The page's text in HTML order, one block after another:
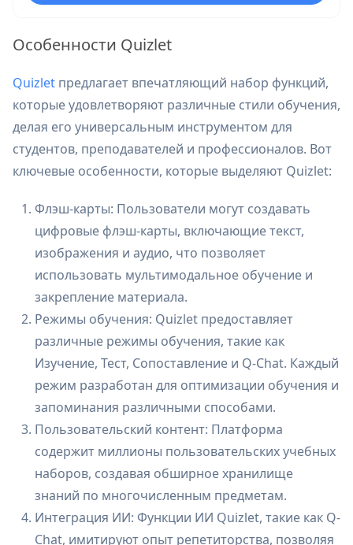
Особенности Quizlet
Quizlet предлагает впечатляющий набор функций,
которые удовлетворяют различные стили обучения,
делая его универсальным инструментом для
студентов, преподавателей и профессионалов. Вот
ключевые особенности, которые выделяют Quizlet:
Флэш-карты: Пользователи могут создавать
цифровые флэш-карты, включающие текст,
изображения и аудио, что позволяет
использовать мультимодальное обучение и
закрепление материала.
Режимы обучения: Quizlet предоставляет
различные режимы обучения, такие как
Изучение, Тест, Сопоставление и Q-Chat. Каждый
режим разработан для оптимизации обучения и
запоминания различными способами.
Пользовательский контент: Платформа
содержит миллионы пользовательских учебных
наборов, создавая обширное хранилище
знаний по многочисленным предметам.
Интеграция ИИ: Функции ИИ Quizlet, такие как Q-
Chat, имитируют опыт репетиторства, позволяя